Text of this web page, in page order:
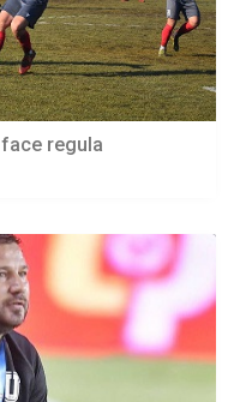
regula